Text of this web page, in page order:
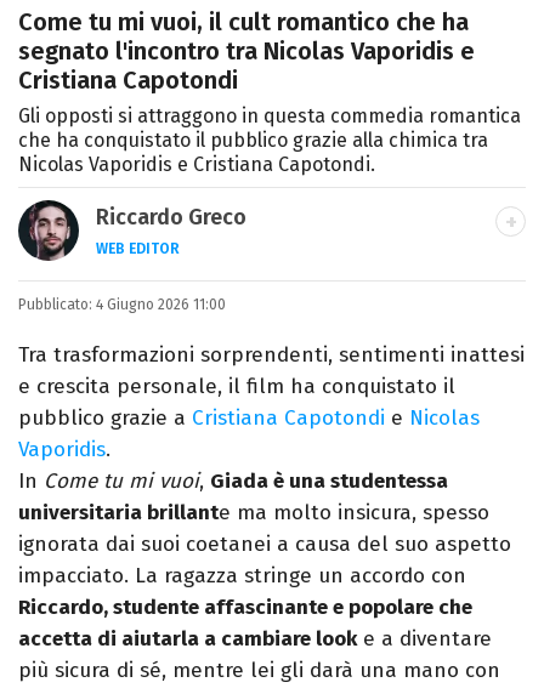
Come tu mi vuoi, il cult romantico che ha
segnato l'incontro tra Nicolas Vaporidis e
Cristiana Capotondi
Gli opposti si attraggono in questa commedia romantica
che ha conquistato il pubblico grazie alla chimica tra
Nicolas Vaporidis e Cristiana Capotondi.
Riccardo Greco
WEB EDITOR
LINKEDIN
Si avvicina all'editoria studiando all'IED
come Fashion Editor. Si specializza poi in
Comunicazione digitale, Giornalismo e
Nuovi media presso La Sapienza,
collaborando con alcune testate ed uffici
stampa.
Pubblicato: 4 Giugno 2026 11:00
Tra trasformazioni sorprendenti, sentimenti inattesi
e crescita personale, il film ha conquistato il
pubblico grazie a Cristiana Capotondi e Nicolas
Vaporidis.
In Come tu mi vuoi, Giada è una studentessa
universitaria brillante ma molto insicura, spesso
ignorata dai suoi coetanei a causa del suo aspetto
impacciato. La ragazza stringe un accordo con
Riccardo, studente affascinante e popolare che
accetta di aiutarla a cambiare looke a diventare
più sicura di sé, mentre lei gli darà una mano con